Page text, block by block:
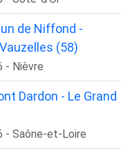
de Niffond -
(58)
- Nièvre
Dardon - Le Grand
- Saône-et-Loire